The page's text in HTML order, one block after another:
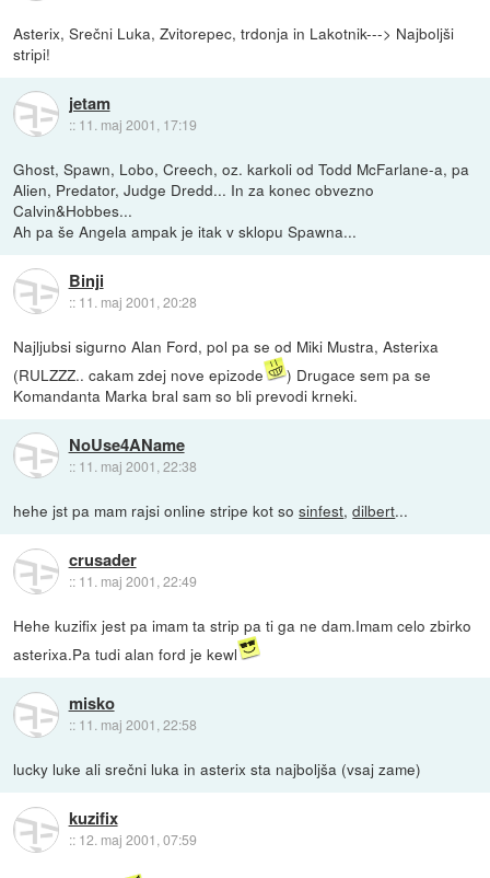
Asterix, Srečni Luka, Zvitorepec, trdonja in Lakotnik---> Najboljši
stripi!
jetam
:: 11. maj 2001, 17:19
Ghost, Spawn, Lobo, Creech, oz. karkoli od Todd McFarlane-a, pa
Alien, Predator, Judge Dredd... In za konec obvezno
Calvin&Hobbes...
Ah pa še Angela ampak je itak v sklopu Spawna...
Binji
:: 11. maj 2001, 20:28
Najljubsi sigurno Alan Ford, pol pa se od Miki Mustra, Asterixa
(RULZZZ.. cakam zdej nove epizode
) Drugace sem pa se
Komandanta Marka bral sam so bli prevodi krneki.
NoUse4AName
:: 11. maj 2001, 22:38
hehe jst pa mam rajsi online stripe kot sosinfest,dilbert...
crusader
:: 11. maj 2001, 22:49
Hehe kuzifix jest pa imam ta strip pa ti ga ne dam.Imam celo zbirko
asterixa.Pa tudi alan ford je kewl
misko
:: 11. maj 2001, 22:58
lucky luke ali srečni luka in asterix sta najboljša (vsaj zame)
kuzifix
:: 12. maj 2001, 07:59